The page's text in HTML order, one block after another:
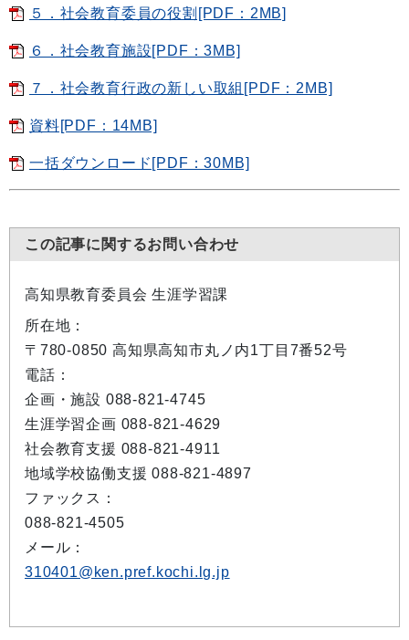
５．社会教育委員の役割[PDF：2MB]
６．社会教育施設[PDF：3MB]
７．社会教育行政の新しい取組[PDF：2MB]
資料[PDF：14MB]
一括ダウンロード[PDF：30MB]
この記事に関するお問い合わせ
高知県教育委員会 生涯学習課
所在地：
〒780-0850 高知県高知市丸ノ内1丁目7番52号
電話：
企画・施設 088-821-4745
生涯学習企画 088-821-4629
社会教育支援 088-821-4911
地域学校協働支援 088-821-4897
ファックス：
088-821-4505
メール：
310401@ken.pref.kochi.lg.jp